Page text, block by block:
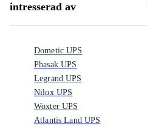
intresserad av
Dometic UPS
Phasak UPS
Legrand UPS
Nilox UPS
Woxter UPS
Atlantis Land UPS